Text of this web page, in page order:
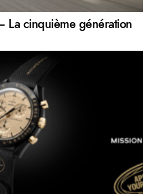
La cinquième génération